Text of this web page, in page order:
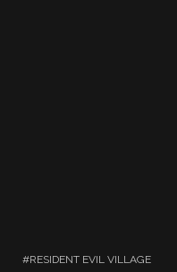
RESIDENT EVIL VILLAGE